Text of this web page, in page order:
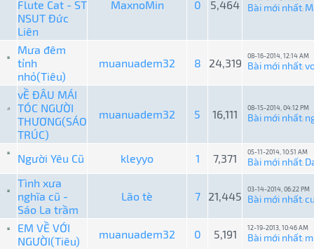
Flute Cat - ST
NSUT Đức
Liên
MaxnoMin 0 5,464 Bài mới nhất:
Mưa đêm
tỉnh
nhỏ(Tiêu)
muanuadem32 8 24,319
08-16-2014, 12:14 AM
Bài mới nhất:
vỀ ĐÂU MÁI
TÓC NGƯỜI
THƯƠNG(SÁO
TRÚC)
muanuadem32 5 16,111 08-15-2014, 04:12 PM
Bài mới nhất:
Người Yêu Cũ kleyyo 1 7,371 05-11-2014, 10:51 AM
Bài mới nhất:
Tình xưa
nghĩa cũ -
Sáo La trầm
Lão tè 7 21,445
03-14-2014, 06:22 PM
Bài mới nhất:
EM VỀ VỚI
NGƯỜI(Tiêu)
muanuadem32 0 5,191 12-19-2013, 10:46 AM
Bài mới nhất: